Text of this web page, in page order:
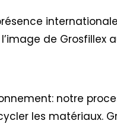
de Grosfillex
notre
les matériaux.